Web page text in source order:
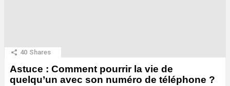
40 Shares
Astuce : Comment pourrir la vie de
quelqu’un avec son numéro de téléphone ?